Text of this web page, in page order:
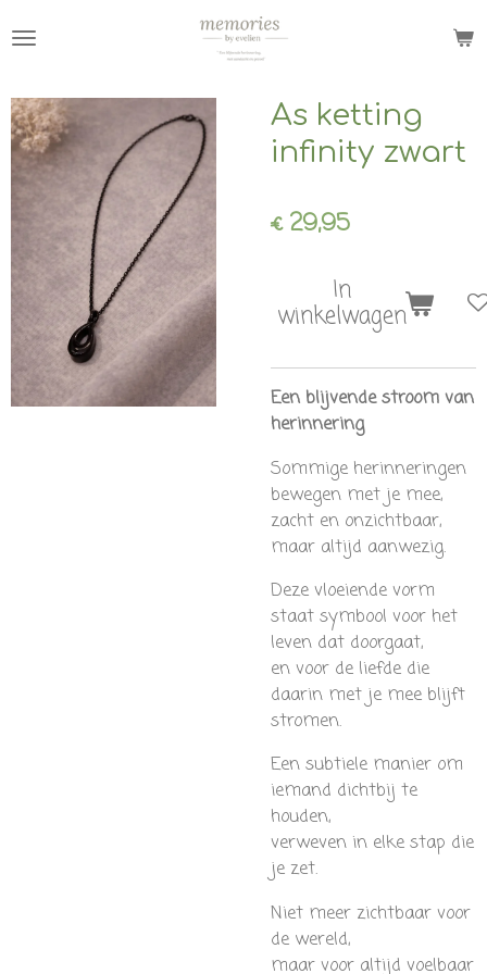
direct
de
hoofdinhoud
As ketting
infinity zwart
€ 29,95
In
winkelwagen
Een blijvende stroom van
herinnering
Sommige herinneringen
bewegen met je mee,
zacht en onzichtbaar,
maar altijd aanwezig.
Deze vloeiende vorm
staat symbool voor het
leven dat doorgaat,
en voor de liefde die
daarin met je mee blijft
stromen.
Een subtiele manier om
iemand dichtbij te
houden,
verweven in elke stap die
je zet.
Niet meer zichtbaar voor
de wereld,
maar voor altijd voelbaar